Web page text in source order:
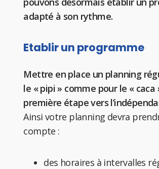
adapté à son rythme.
Etablir un programme
Mettre en place un planning
le « pipi » comme pour le « caca
première étape vers
Ainsi votre planning devra
compte :
des horaires à intervalles